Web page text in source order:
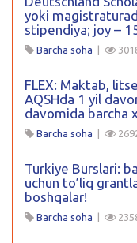
yoki
stipendiya; joy –
Barcha soha |
FLEX: Maktab,
AQSHda 1 yil
davomida barcha
Barcha soha |
Turkiye Burslari:
uchun to’liq
boshqalar!
Barcha soha |